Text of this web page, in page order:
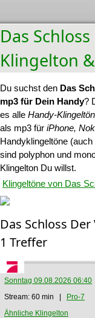
Das
Klingelton
Du suchst den Das
mp3 für Dein Handy?
es alle Handy-
als mp3 für iPhone,
Handyklingeltöne
sind polyphon und
Klingelton Du willst.
Klingeltöne von Das
Das Schloss
1 Treffer
Sonntag 09.08.2026 06:40
Stream: 60 min |
Pro-7
Ähnliche Klingelton